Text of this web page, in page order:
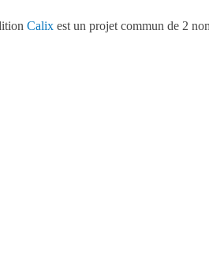
Calix est un projet commun de 2